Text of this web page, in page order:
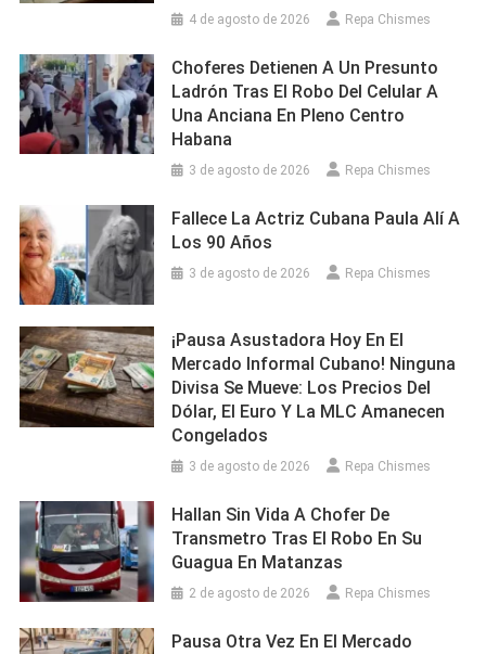
4 de agosto de 2026 Repa Chismes
Choferes Detienen A Un Presunto
Ladrón Tras El Robo Del Celular A
Una Anciana En Pleno Centro
Habana
3 de agosto de 2026 Repa Chismes
Fallece La Actriz Cubana Paula Alí A
Los 90 Años
3 de agosto de 2026 Repa Chismes
¡Pausa Asustadora Hoy En El
Mercado Informal Cubano! Ninguna
Divisa Se Mueve: Los Precios Del
Dólar, El Euro Y La MLC Amanecen
Congelados
3 de agosto de 2026 Repa Chismes
Hallan Sin Vida A Chofer De
Transmetro Tras El Robo En Su
Guagua En Matanzas
2 de agosto de 2026 Repa Chismes
Pausa Otra Vez En El Mercado